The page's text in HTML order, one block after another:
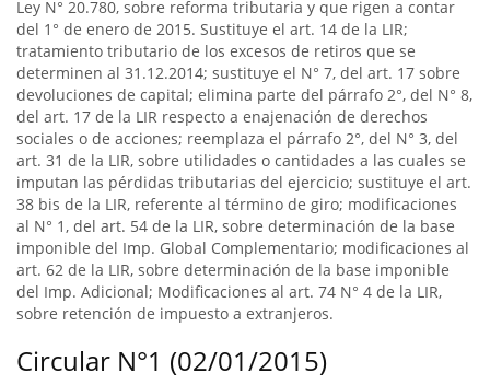
Ley N° 20.780, sobre reforma tributaria y que rigen a contar
del 1° de enero de 2015. Sustituye el art. 14 de la LIR;
tratamiento tributario de los excesos de retiros que se
determinen al 31.12.2014; sustituye el N° 7, del art. 17 sobre
devoluciones de capital; elimina parte del párrafo 2°, del N° 8,
del art. 17 de la LIR respecto a enajenación de derechos
sociales o de acciones; reemplaza el párrafo 2°, del N° 3, del
art. 31 de la LIR, sobre utilidades o cantidades a las cuales se
imputan las pérdidas tributarias del ejercicio; sustituye el art.
38 bis de la LIR, referente al término de giro; modificaciones
al N° 1, del art. 54 de la LIR, sobre determinación de la base
imponible del Imp. Global Complementario; modificaciones al
art. 62 de la LIR, sobre determinación de la base imponible
del Imp. Adicional; Modificaciones al art. 74 N° 4 de la LIR,
sobre retención de impuesto a extranjeros.
Circular N°1 (02/01/2015)